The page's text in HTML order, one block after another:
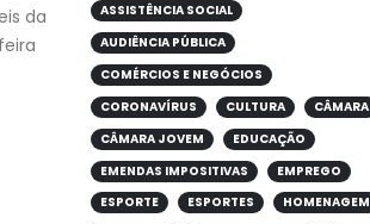
da
ASSISTÊNCIA SOCIAL
AUDIÊNCIA PÚBLICA
COMÉRCIOS E NEGÓCIOS
CORONAVÍRUS
CULTURA
CÂMARA
CÂMARA JOVEM
EDUCAÇÃO
EMENDAS IMPOSITIVAS
EMPREGO
ESPORTE
ESPORTES
HOMENAGEM